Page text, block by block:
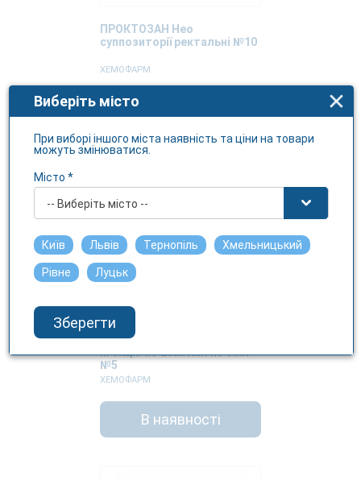
ПРОКТОЗАН Нео
суппозиторії ректальні №10
ХЕМОФАРМ
РАПТЕН 75 розчин для
ін'єкцій по 25мг/мл по 3мл
№5
ХЕМОФАРМ
В наявності
Виберіть місто
При виборі іншого міста наявність та ціни на товари
можуть змінюватися.
Місто *
-- Виберіть місто --
Київ Львів Тернопіль Хмельницький
Рівне Луцьк
Зберегти